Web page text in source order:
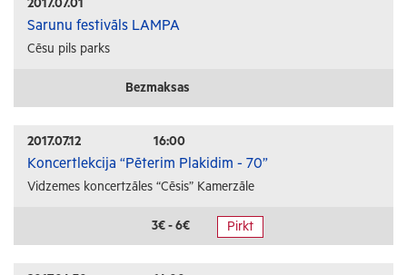
Interešu pasākumi
Ģimenēm ar bērniem
2017.07.01
Sarunu festivāls LAMPA
Cēsu pils parks
Bezmaksas
2017.07.12 16:00
Koncertlekcija “Pēterim Plakidim - 70”
Vidzemes koncertzāles “Cēsis” Kamerzāle
3€ - 6€ Pirkt